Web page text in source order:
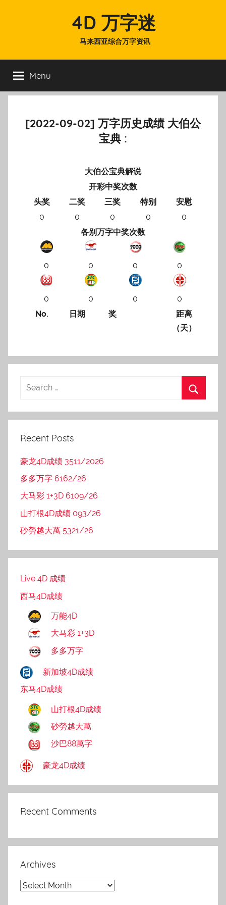
4D 万字迷
马来西亚综合万字资讯
Menu
[2022-09-02] 万字历史成绩 大伯公
宝典 :
大伯公宝典解说
开彩中奖次数
头奖
二奖 三奖 特别
安慰
0
0 0 0
0
各别万字中奖次数
0 0 0 0
0 0 0
0
No.
日期 奖
距离
（天）
Recent Posts
豪龙4D成绩 3511/2026
多多万字 6162/26
大马彩 1+3D 6109/26
山打根4D成绩 093/26
砂勞越大萬 5321/26
Live 4D 成绩
西马4D成绩
万能4D
大马彩 1+3D
多多万字
新加坡4D成绩
东马4D成绩
山打根4D成绩
砂勞越大萬
沙巴88萬字
豪龙4D成绩
Recent Comments
Archives
Archives